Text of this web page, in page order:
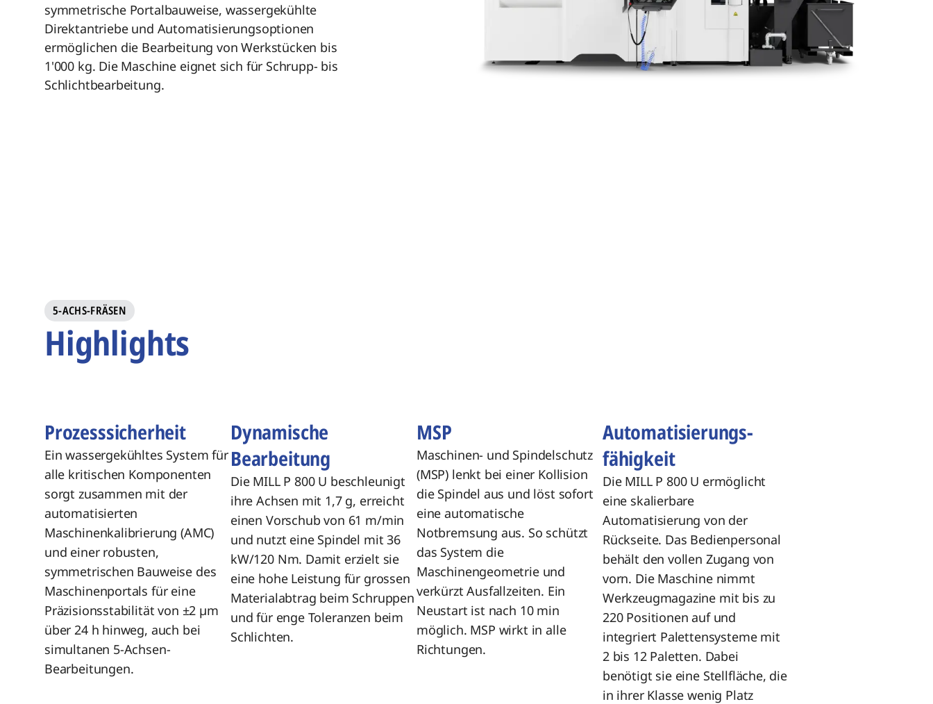
symmetrische Portalbauweise, wassergekühlte
Direktantriebe und Automatisierungsoptionen
ermöglichen die Bearbeitung von Werkstücken bis
1'000 kg. Die Maschine eignet sich für Schrupp- bis
Schlichtbearbeitung.
5-ACHS-FRÄSEN
Highlights
Prozesssicherheit
Ein wassergekühltes System für
alle kritischen Komponenten
sorgt zusammen mit der
automatisierten
Maschinenkalibrierung (AMC)
und einer robusten,
symmetrischen Bauweise des
Maschinenportals für eine
Präzisionsstabilität von ±2 µm
über 24 h hinweg, auch bei
simultanen 5-Achsen-
Bearbeitungen.
Dynamische
Bearbeitung
Die MILL P 800 U beschleunigt
ihre Achsen mit 1,7 g, erreicht
einen Vorschub von 61 m/min
und nutzt eine Spindel mit 36
kW/120 Nm. Damit erzielt sie
eine hohe Leistung für grossen
Materialabtrag beim Schruppen
und für enge Toleranzen beim
Schlichten.
MSP
Maschinen- und Spindelschutz
(MSP) lenkt bei einer Kollision
die Spindel aus und löst sofort
eine automatische
Notbremsung aus. So schützt
das System die
Maschinengeometrie und
verkürzt Ausfallzeiten. Ein
Neustart ist nach 10 min
möglich. MSP wirkt in alle
Richtungen.
Automatisierungs-
fähigkeit
Die MILL P 800 U ermöglicht
eine skalierbare
Automatisierung von der
Rückseite. Das Bedienpersonal
behält den vollen Zugang von
vorn. Die Maschine nimmt
Werkzeugmagazine mit bis zu
220 Positionen auf und
integriert Palettensysteme mit
2 bis 12 Paletten. Dabei
benötigt sie eine Stellfläche, die
in ihrer Klasse wenig Platz